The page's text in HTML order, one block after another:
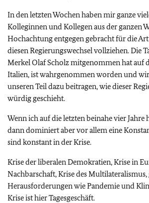
In den letzten Wochen haben mir ganze
Kolleginnen und Kollegen aus der ganzen
Hochachtung entgegen gebracht für die
diesen Regierungswechsel vollziehen. Die
Merkel Olaf Scholz mitgenommen hat auf
Italien, ist wahrgenommen worden und
unseren Teil dazu beitragen, wie dieser
würdig geschieht.
Wenn ich auf die letzten beinahe vier Jahre
dann dominiert aber vor allem eine
sind konstant in der Krise.
Krise der liberalen Demokratien, Krise in
Nachbarschaft, Krise des Multilateralismus,
Herausforderungen wie Pandemie und
Krise ist hier Tagesgeschäft.